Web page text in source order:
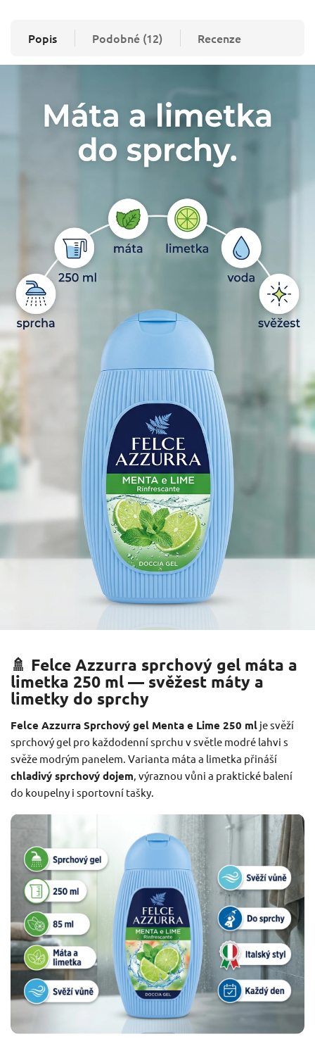
Popis Podobné (12) Recenze
🚿 Felce Azzurra sprchový gel máta a
limetka 250 ml — svěžest máty a
limetky do sprchy
Felce Azzurra Sprchový gel Menta e Lime 250 ml je svěží
sprchový gel pro každodenní sprchu v světle modré lahvi s
svěže modrým panelem. Varianta máta a limetka přináší
chladivý sprchový dojem , výraznou vůni a praktické balení
do koupelny i sportovní tašky.